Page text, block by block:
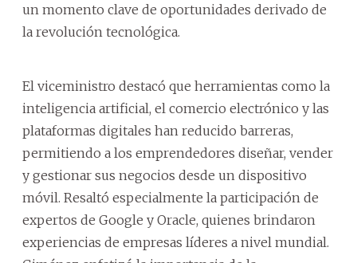
un momento clave de oportunidades derivado de
la revolución tecnológica.
El viceministro destacó que herramientas como la
inteligencia artificial, el comercio electrónico y las
plataformas digitales han reducido barreras,
permitiendo a los emprendedores diseñar, vender
y gestionar sus negocios desde un dispositivo
móvil. Resaltó especialmente la participación de
expertos de Google y Oracle, quienes brindaron
experiencias de empresas líderes a nivel mundial.